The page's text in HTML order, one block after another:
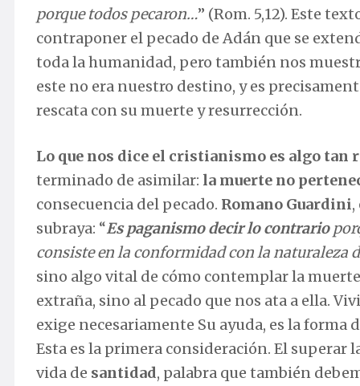
porque todos pecaron…” (Rom. 5,12). Este
contraponer el pecado de Adán que se
toda la humanidad, pero también nos
este no era nuestro destino, y es
rescata con su muerte y resurrección.
Lo que nos dice el cristianismo es algo tan
terminado de asimilar: la muerte no
consecuencia del pecado. Romano Guardini,
subraya: “Es paganismo decir lo contrario
consiste en la conformidad con la naturaleza
sino algo vital de cómo contemplar la
extraña, sino al pecado que nos ata a ella.
exige necesariamente Su ayuda, es la
Esta es la primera consideración. El superar
vida de santidad, palabra que también